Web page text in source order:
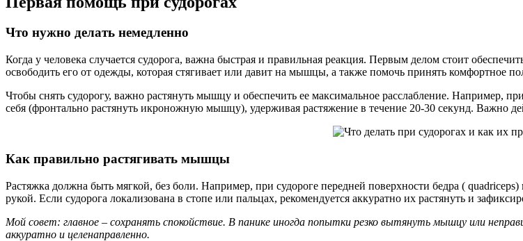
Что нужно делать немедленно
Когда у человека случается судорога, важна быстрая и правильная реакция. Первым делом стоит
освободить его от одежды, которая стягивает или давит на мышцы, а также помочь принять комфортное
Чтобы снять судорогу, важно растянуть мышцу и обеспечить ее максимальное расслабление. Например,
себя (фронтально растянуть икроножную мышцу), удерживая растяжение в течение 20-30 секунд. Важно
Как правильно растягивать мышцы
Растяжка должна быть мягкой, без боли. Например, при судороге передней поверхности бедра (
рукой. Если судорога локализована в стопе или пальцах, рекомендуется аккуратно их растянуть и
Мой совет: главное – сохранять спокойствие. В панике иногда попытки резко вытянуть мышцу или
аккуратно и целенаправленно.